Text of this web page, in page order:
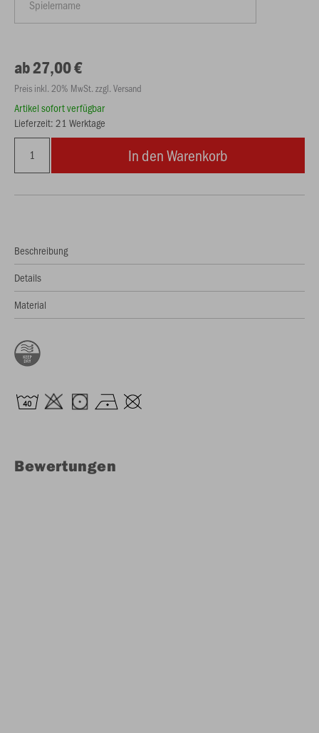
ab 27,00 €
Preis inkl. 20% MwSt. zzgl. Versand
Artikel sofort verfügbar
Lieferzeit: 21 Werktage
In den Warenkorb
Beschreibung
Details
Material
Bewertungen